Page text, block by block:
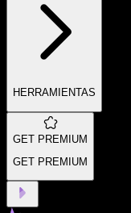
HERRAMIENTAS
GET PREMIUM
GET PREMIUM